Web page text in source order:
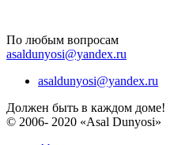
По любым вопросам
asaldunyosi@yandex.ru
asaldunyosi@yandex.ru
Должен быть в каждом доме!
© 2006- 2020 «Asal Dunyosi»